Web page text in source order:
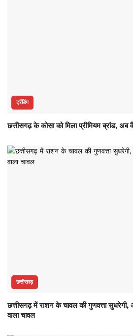
ट्रेंडिंग
छत्तीसगढ़ के कोसा को मिला प्रीमियम ब्रांड, अब
छत्तीसगढ़
छत्तीसगढ़ में राशन के चावल की गुणवत्ता
वाला चावल